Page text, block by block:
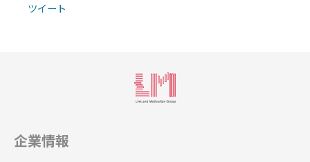
ツイート
企業情報